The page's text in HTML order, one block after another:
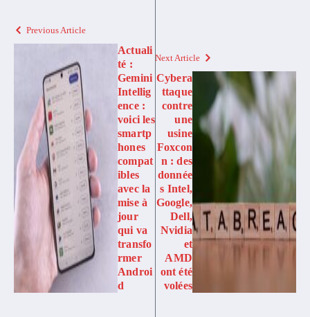
Previous Article
Actuali
té :
Gemini
Intellig
ence :
voici les
smartp
hones
compat
ibles
avec la
mise à
jour
qui va
transfo
rmer
Androi
d
Next Article
Cybera
ttaque
contre
une
usine
Foxcon
n : des
donnée
s Intel,
Google,
Dell,
Nvidia
et
AMD
ont été
volées